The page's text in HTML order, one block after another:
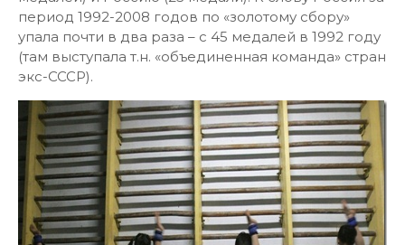
период 1992-2008 годов по «золотому сбору»
упала почти в два раза – с 45 медалей в 1992 году
(там выступала т.н. «объединенная команда» стран
экс-СССР).